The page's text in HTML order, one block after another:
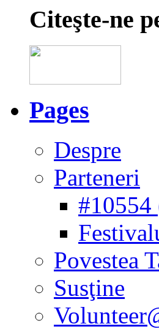
Citeşte-ne
Pages
Despre
Parteneri
Povestea
Susţine